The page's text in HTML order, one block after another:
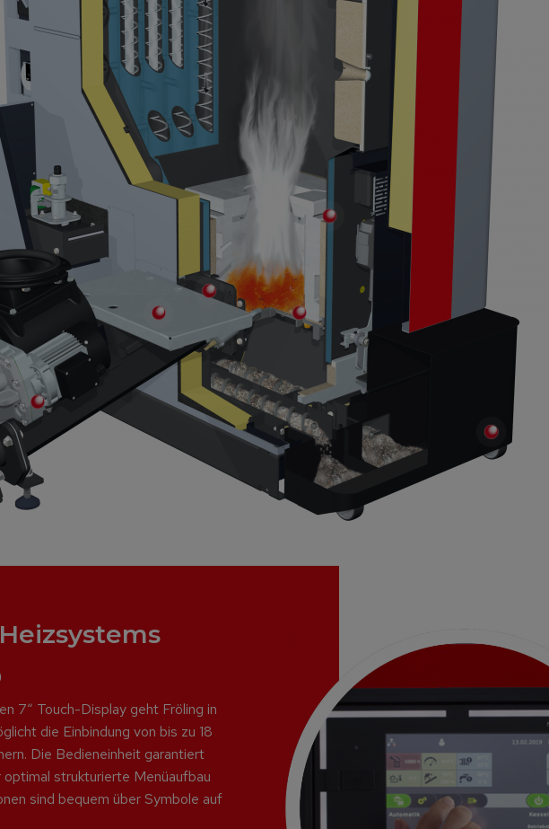
7“ Touch-Display geht Fröling in
die Einbindung von bis zu 18
Die Bedieneinheit garantiert
strukturierte Menüaufbau
sind bequem über Symbole auf